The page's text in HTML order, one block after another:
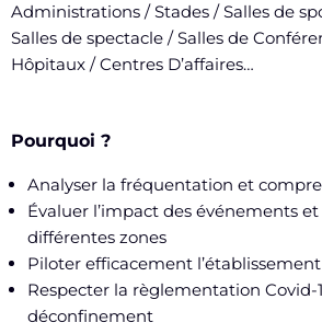
Administrations / Stades / Salles de
Salles de spectacle / Salles de
Hôpitaux / Centres D’affaires…
Pourquoi ?
Analyser la fréquentation et
Évaluer l’impact des événements
différentes zones
Piloter efficacement l’établissement
Respecter la règlementation Covid-
déconfinement